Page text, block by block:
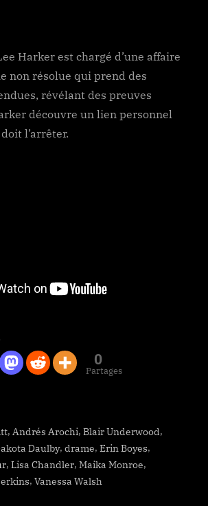
Harker est chargé d’une affaire
non résolue qui prend des
révélant des preuves
découvre un lien personnel
l’arrêter.
0
Partages
, Andrés Arochi,Blair Underwood,
Daulby, drame, Erin Boyes,
, Lisa Chandler, Maika Monroe,
, Vanessa Walsh